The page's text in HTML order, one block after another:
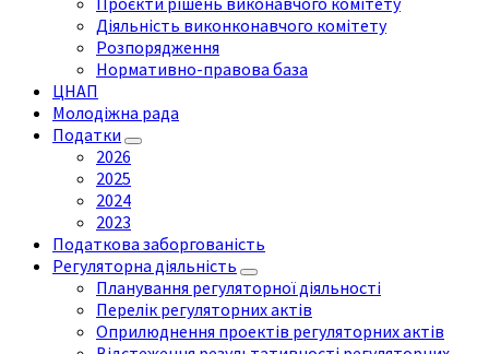
Діяльність виконконавчого комітету
Розпорядження
Нормативно-правова база
ЦНАП
Молодіжна рада
Податки
2026
2025
2024
2023
Податкова заборгованість
Регуляторна діяльність
Планування регуляторної діяльності
Перелік регуляторних актів
Оприлюднення проектів регуляторних актів